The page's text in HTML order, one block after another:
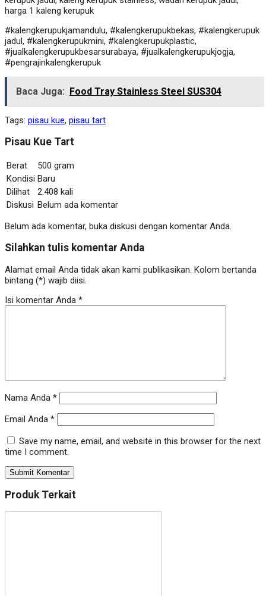
harga 1 kaleng kerupuk
#kalengkerupukjamandulu, #kalengkerupukbekas, #kalengkerupuk
jadul, #kalengkerupukmini, #kalengkerupukplastic,
#jualkalengkerupukbesarsurabaya, #jualkalengkerupukjogja,
#pengrajinkalengkerupuk
Baca Juga: Food Tray Stainless Steel SUS304
Tags: pisau kue, pisau tart
Pisau Kue Tart
Berat
500 gram
Kondisi Baru
Dilihat
2.408 kali
Diskusi Belum ada komentar
Belum ada komentar, buka diskusi dengan komentar Anda.
Silahkan tulis komentar Anda
Alamat email Anda tidak akan kami publikasikan. Kolom bertanda
bintang (*) wajib diisi.
Isi komentar Anda *
Nama Anda *
Email Anda *
Save my name, email, and website in this browser for the next
time I comment.
Produk Terkait